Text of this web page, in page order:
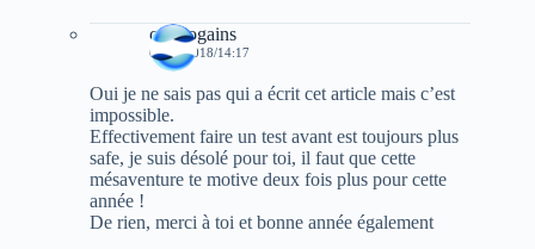
cryptogains
02/01/2018/14:17
Oui je ne sais pas qui a écrit cet article mais c’est
impossible.
Effectivement faire un test avant est toujours plus
safe, je suis désolé pour toi, il faut que cette
mésaventure te motive deux fois plus pour cette
année !
De rien, merci à toi et bonne année également